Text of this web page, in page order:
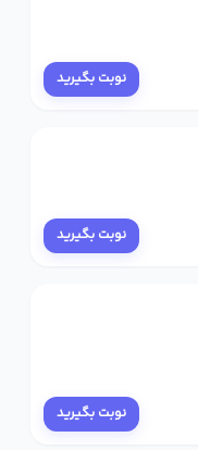
نوبت بگیرید
نوبت بگیرید
نوبت بگیرید